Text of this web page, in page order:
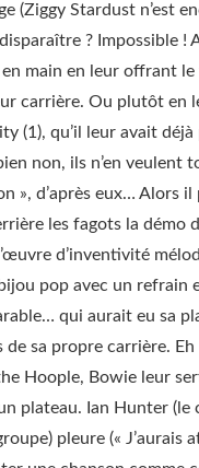
(Ziggy Stardust n’est
? Impossible !
en main en leur offrant
carrière. Ou plutôt en
(1), qu’il leur avait déjà
non, ils n’en veulent
», d’après eux… Alors
les fagots la démo
d’inventivité
pop avec un refrain
qui aurait eu sa
sa propre carrière.
Hoople, Bowie leur
plateau. Ian Hunter (le
pleure (« J’aurais